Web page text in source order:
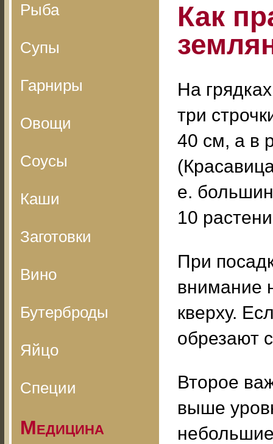
Рыба
Супы
Гарниры
Овощи
Соусы
Каши
Заготовки
Вино
Бутерброды
Яйцо
Специи
Медицина
Как
На
три
40 см, а в
е.
10
При
внимание
кверху.
обрезают
Второе
выше